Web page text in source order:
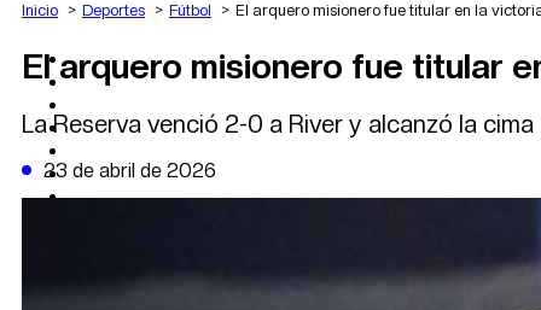
AGRO
DEPORTES
POLÍTICA
DATA FIRME
DE LA TRIBUNA TV
Inicio Deportes Fútbol El arquero misionero fue titular en la
El arquero misionero fue titular
La Reserva venció 2-0 a River y alcanzó la
23 de abril de 2026